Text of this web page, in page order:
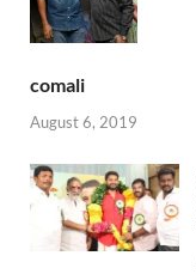
comali
August 6, 2019